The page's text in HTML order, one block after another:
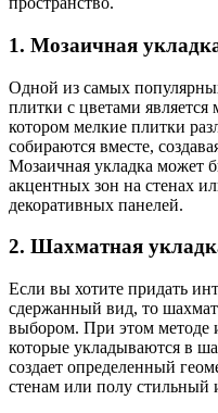
1. Мозаичная
Одной из самых
плитки с цветами
котором мелкие плитки
собираются вместе,
Мозаичная укладка может
акцентных зон на стенах
декоративных панелей.
2. Шахматная
Если вы хотите придать
сдержанный вид, то
выбором. При этом методе
которые укладываются в
создает определенный
стенам или полу стильный